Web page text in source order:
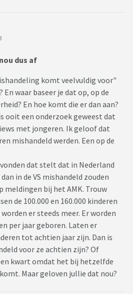
dus af
komt veelvuldig voor"
En waar baseer je dat op, op de
En hoe komt die er dan aan?
ooit een onderzoek geweest dat
met jongeren. Ik geloof dat
mishandeld werden. Een op de
dat stelt dat in Nederland
in de VS mishandeld zouden
meldingen bij het AMK. Trouw
de 100.000 en 160.000 kinderen
er steeds meer. Er worden
per jaar geboren. Laten er
tot achtien jaar zijn. Dan is
voor ze achtien zijn? Of
kwart omdat het bij hetzelfde
Maar geloven jullie dat nou?